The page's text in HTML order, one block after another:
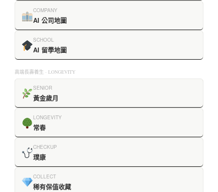
COMPANY
AI 公司地圖
SCHOOL
AI 留學地圖
高端長壽養生 · LONGEVITY
SENIOR
黃金歲月
LONGEVITY
常春
CHECKUP
璞康
COLLECT
稀有保值收藏